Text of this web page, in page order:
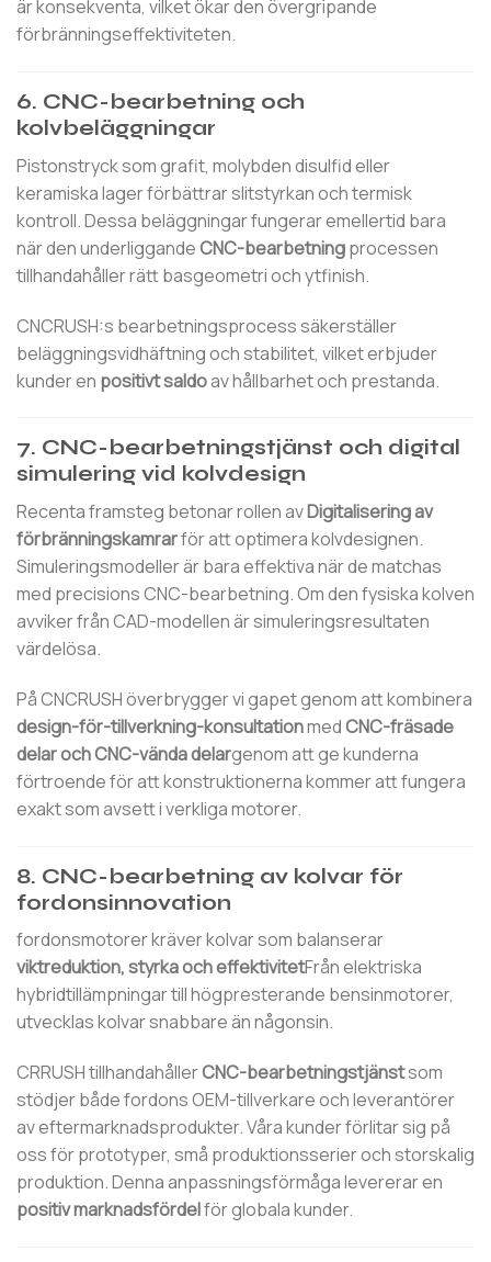
är konsekventa, vilket ökar den övergripande
förbränningseffektiviteten.
6. CNC-bearbetning och
kolvbeläggningar
Pistonstryck som grafit, molybden disulfid eller
keramiska lager förbättrar slitstyrkan och termisk
kontroll. Dessa beläggningar fungerar emellertid bara
när den underliggandeCNC-bearbetningprocessen
tillhandahåller rätt basgeometri och ytfinish.
CNCRUSH:s bearbetningsprocess säkerställer
beläggningsvidhäftning och stabilitet, vilket erbjuder
kunder en positivt saldoav hållbarhet och prestanda.
7. CNC-bearbetningstjänst och digital
simulering vid kolvdesign
Recenta framsteg betonar rollen avDigitalisering av
förbränningskamrarför att optimera kolvdesignen.
Simuleringsmodeller är bara effektiva när de matchas
med precisions CNC-bearbetning. Om den fysiska kolven
avviker från CAD-modellen är simuleringsresultaten
värdelösa.
På CNCRUSH överbrygger vi gapet genom att kombinera
design-för-tillverkning-konsultationmedCNC-fräsade
delar och CNC-vända delargenom att ge kunderna
förtroende för att konstruktionerna kommer att fungera
exakt som avsett i verkliga motorer.
8. CNC-bearbetning av kolvar för
fordonsinnovation
fordonsmotorer kräver kolvar som balanserar
viktreduktion, styrka och effektivitetFrån elektriska
hybridtillämpningar till högpresterande bensinmotorer,
utvecklas kolvar snabbare än någonsin.
CRRUSH tillhandahållerCNC-bearbetningstjänstsom
stödjer både fordons OEM-tillverkare och leverantörer
av eftermarknadsprodukter. Våra kunder förlitar sig på
oss för prototyper, små produktionsserier och storskalig
produktion. Denna anpassningsförmåga levererar en
positiv marknadsfördelför globala kunder.